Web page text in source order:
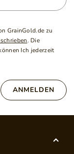
GrainGold.de zu
. Die
Ich jederzeit
ANMELDEN